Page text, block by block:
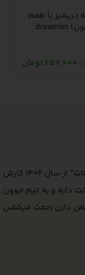
دریمیز با طعم
ماهی (سالمون) dreamies
257,000 تومان
از سال 1402 کارش
داره و یه تیم جوون
دارن زحمت میکشن